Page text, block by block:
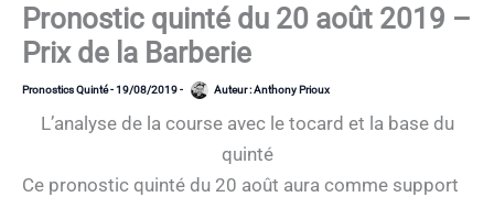
Pronostic quinté du 20 août 2019 –
Prix de la Barberie
Pronostics Quinté-19/08/2019- Auteur :Anthony Prioux
L’analyse de la course avec le tocard et la base du
quinté
Ce pronostic quinté du 20 août aura comme support